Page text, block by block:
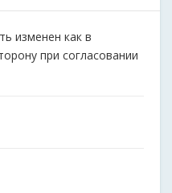
изменен как в
при согласовании